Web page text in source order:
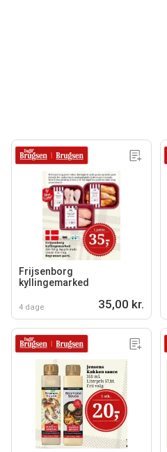
Frijsenborg
kyllingemarked
4 dage 35,00 kr.